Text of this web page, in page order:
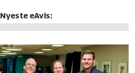
Nyeste eAvis: